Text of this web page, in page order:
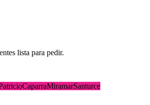
lista para pedir.
CaparraMiramarSanturce